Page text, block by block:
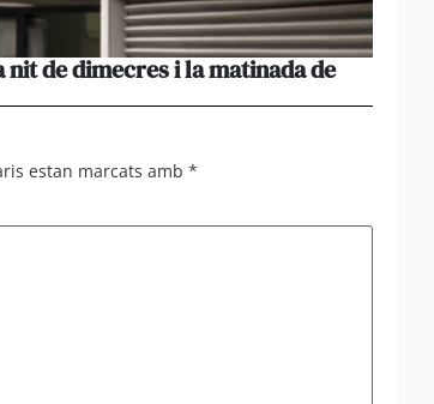
de dimecres i la matinada de Un
estan marcats amb *